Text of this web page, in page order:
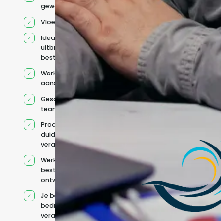
geworven profiel
Vloeiend Engels
Ideaal voor het
uitbreiden van
bestaande capaciteit
Werkt onder jouw
aansturing
Geschikt voor hybride
teams
Productcontext en
duidelijke
verantwoordelijkheden
Werkt binnen jouw
bestaande
ontwikkelteam
Je behoudt jouw
bedrijfs- en IT-
verantwoordelijkheden